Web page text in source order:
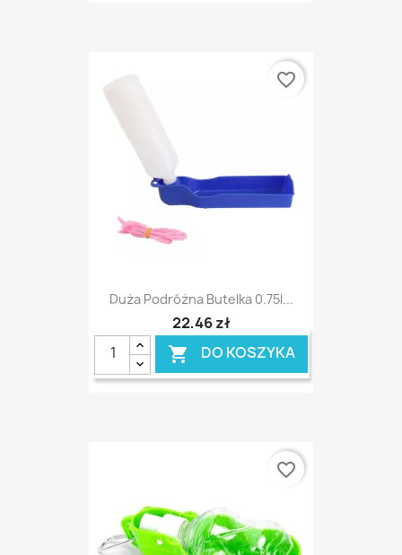
Duża Podróżna Butelka 0.75l...
22,46 zł
 DO KOSZYKA
favorite_border
favorite_border